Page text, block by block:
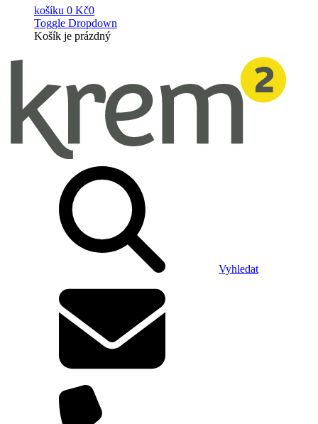
košíku 0 Kč0
Toggle Dropdown
Košík je prázdný
Vyhledat